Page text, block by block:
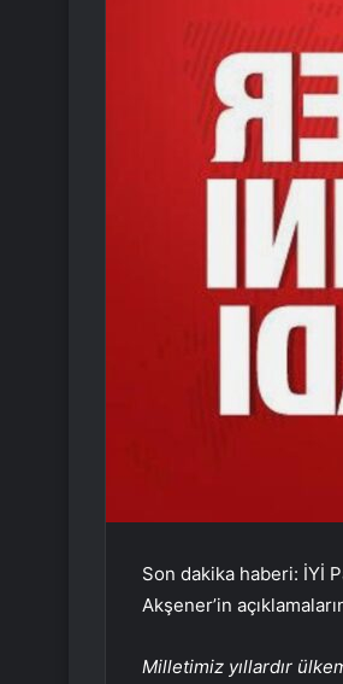
Son dakika haberi: İYİ
Akşener’in
Milletimiz yıllardır